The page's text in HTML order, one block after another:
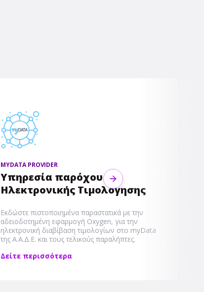
MYDATA PROVIDER
Υπηρεσία παρόχου
Ηλεκτρονικής Τιμολόγησης
Εκδώστε πιστοποιημένα παραστατικά με την
αδειοδοτημένη εφαρμογή Oxygen, για την
ηλεκτρονική διαβίβαση τιμολογίων στο myData
της Α.Α.Δ.Ε. και τους τελικούς παραλήπτες.
Δείτε περισσότερα
Next